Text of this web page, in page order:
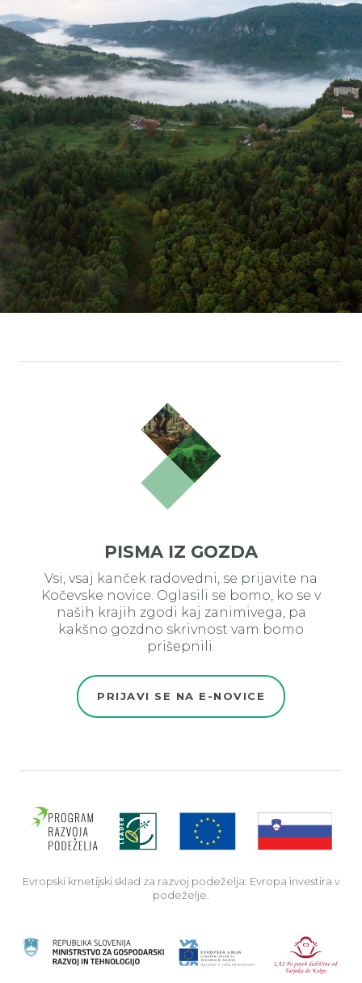
PISMA IZ GOZDA
Vsi, vsaj kanček radovedni, se prijavite na
Kočevske novice. Oglasili se bomo, ko se v
naših krajih zgodi kaj zanimivega, pa
kakšno gozdno skrivnost vam bomo
prišepnili.
PRIJAVI SE NA E-NOVICE
Evropski kmetijski sklad za razvoj podeželja: Evropa investira v
podeželje.